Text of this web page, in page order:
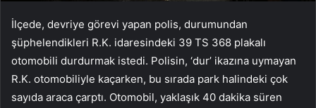
İlçede, devriye görevi yapan polis, durumundan
şüphelendikleri R.K. idaresindeki 39 TS 368 plakalı
otomobili durdurmak istedi. Polisin, ‘dur’ ikazına uymayan
R.K. otomobiliyle kaçarken, bu sırada park halindeki çok
sayıda araca çarptı. Otomobil, yaklaşık 40 dakika süren